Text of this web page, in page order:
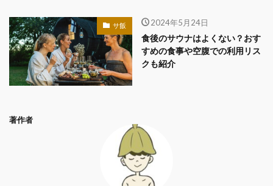
サ飯 2024年5月24日
食後のサウナはよくない？おす
すめの食事や空腹での利用リス
クも紹介
著作者